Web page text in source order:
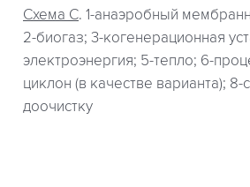
Схема C. 1-анаэробный
2-биогаз; 3-когенерационная
электроэнергия; 5-тепло; 6-
циклон (в качестве варианта);
доочистку